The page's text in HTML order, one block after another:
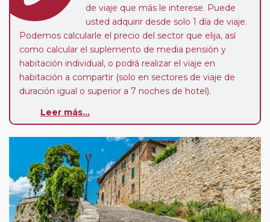
de viaje que más le interese. Puede
usted adquirir desde solo 1 día de viaje.
Podemos calcularle el precio del sector que elija, así
como calcular el suplemento de media pensión y
habitación individual, o podrá realizar el viaje en
habitación a compartir (solo en sectores de viaje de
duración igual o superior a 7 noches de hotel).
Paradas en Ruta:
su viaje, en la ciudad que desee por período de 1, 3, 4 o
7 noches según circuito y fechas de salida. Es
fundamental que el circuito tenga salida posterior a la
fecha escogida y permita la salida deseada. El
suplemento por parada efectuada es de 40 Euros/52
Dólares por persona. Si la parada se realiza para tomar
Leer más...